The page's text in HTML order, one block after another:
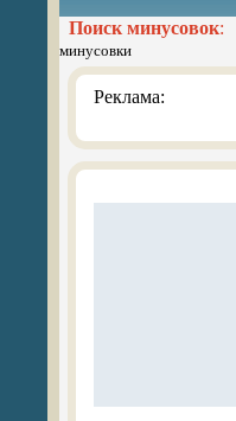
Поиск минусовок:
минусовки
Реклама: